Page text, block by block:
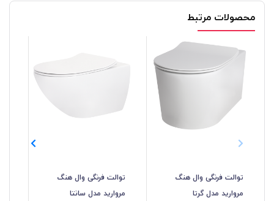
محصولات مرتبط
توالت فرنگی وال هنگ
مروارید مدل گرتا
توالت فرنگی وال هنگ
مروارید مدل سانتا